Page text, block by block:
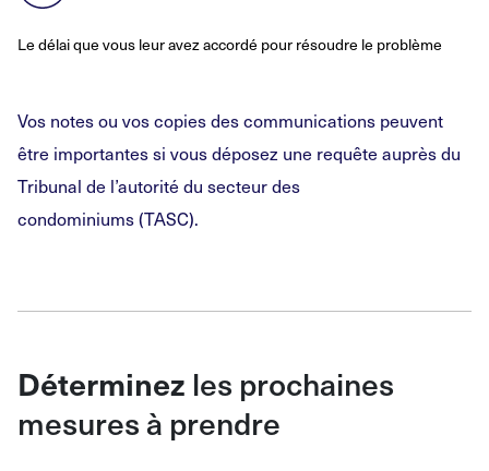
Le délai que vous leur avez accordé pour résoudre le problème
Vos notes ou vos copies des communications peuvent
être importantes si vous déposez une requête auprès du
Tribunal de l’autorité du secteur des
condominiums(TASC).
Déterminez les prochaines
mesures à prendre